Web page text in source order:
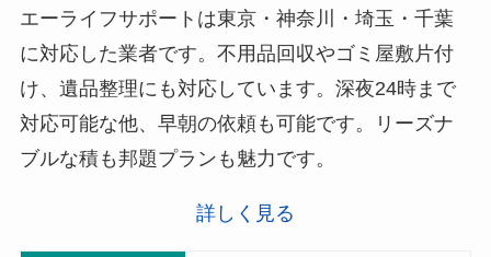
エーライフサポートは東京・神奈川・埼玉・千葉
に対応した業者です。不用品回収やゴミ屋敷片付
け、遺品整理にも対応しています。深夜24時まで
対応可能な他、早朝の依頼も可能です。リーズナ
ブルな積も邦題プランも魅力です。
詳しく見る